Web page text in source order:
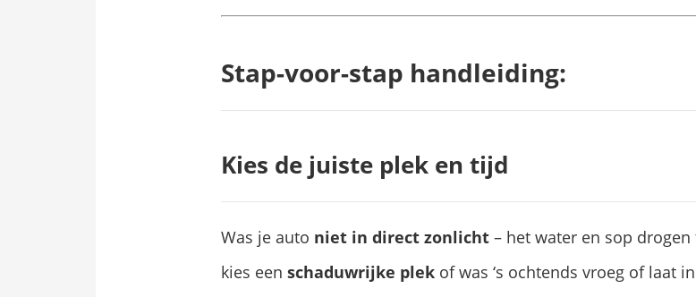
Stap-voor-stap handleiding:
Kies de juiste plek en tijd
Was je auto niet in direct zonlicht – het water en sop
kies een schaduwrijke plek of was ‘s ochtends vroeg of laat